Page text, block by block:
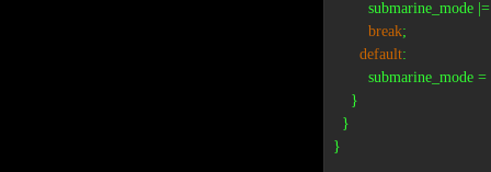
submarine_mode |=
break;
default:
submarine_mode =
}
}
}